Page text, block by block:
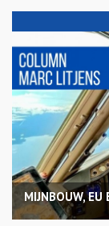
MIJNBOUW, EU